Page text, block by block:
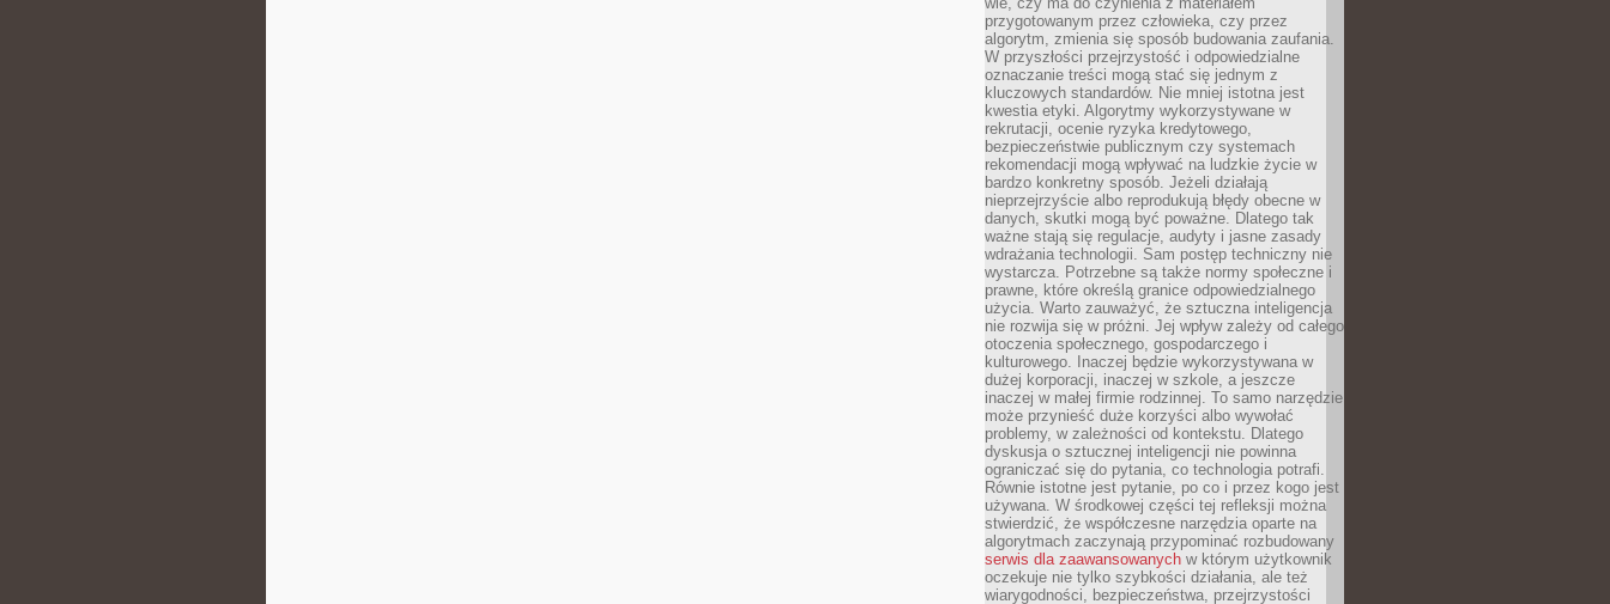
przygotowanym przez człowieka, czy przez
algorytm, zmienia się sposób budowania zaufania.
W przyszłości przejrzystość i odpowiedzialne
oznaczanie treści mogą stać się jednym z
kluczowych standardów. Nie mniej istotna jest
kwestia etyki. Algorytmy wykorzystywane w
rekrutacji, ocenie ryzyka kredytowego,
bezpieczeństwie publicznym czy systemach
rekomendacji mogą wpływać na ludzkie życie w
bardzo konkretny sposób. Jeżeli działają
nieprzejrzyście albo reprodukują błędy obecne w
danych, skutki mogą być poważne. Dlatego tak
ważne stają się regulacje, audyty i jasne zasady
wdrażania technologii. Sam postęp techniczny nie
wystarcza. Potrzebne są także normy społeczne i
prawne, które określą granice odpowiedzialnego
użycia. Warto zauważyć, że sztuczna inteligencja
nie rozwija się w próżni. Jej wpływ zależy od całego
otoczenia społecznego, gospodarczego i
kulturowego. Inaczej będzie wykorzystywana w
dużej korporacji, inaczej w szkole, a jeszcze
inaczej w małej firmie rodzinnej. To samo narzędzie
może przynieść duże korzyści albo wywołać
problemy, w zależności od kontekstu. Dlatego
dyskusja o sztucznej inteligencji nie powinna
ograniczać się do pytania, co technologia potrafi.
Równie istotne jest pytanie, po co i przez kogo jest
używana. W środkowej części tej refleksji można
stwierdzić, że współczesne narzędzia oparte na
algorytmach zaczynają przypominać rozbudowany
serwis dla zaawansowanych w którym użytkownik
oczekuje nie tylko szybkości działania, ale też
wiarygodności, bezpieczeństwa, przejrzystości